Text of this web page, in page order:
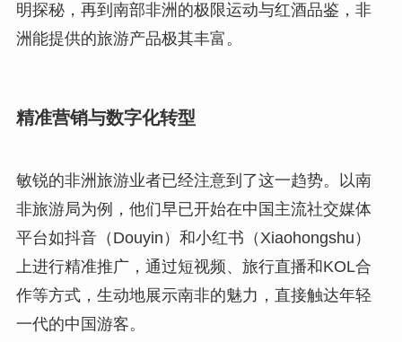
明探秘，再到南部非洲的极限运动与红酒品鉴，非
洲能提供的旅游产品极其丰富。
精准营销与数字化转型
敏锐的非洲旅游业者已经注意到了这一趋势。以南
非旅游局为例，他们早已开始在中国主流社交媒体
平台如抖音（Douyin）和小红书（Xiaohongshu）
上进行精准推广，通过短视频、旅行直播和KOL合
作等方式，生动地展示南非的魅力，直接触达年轻
一代的中国游客。